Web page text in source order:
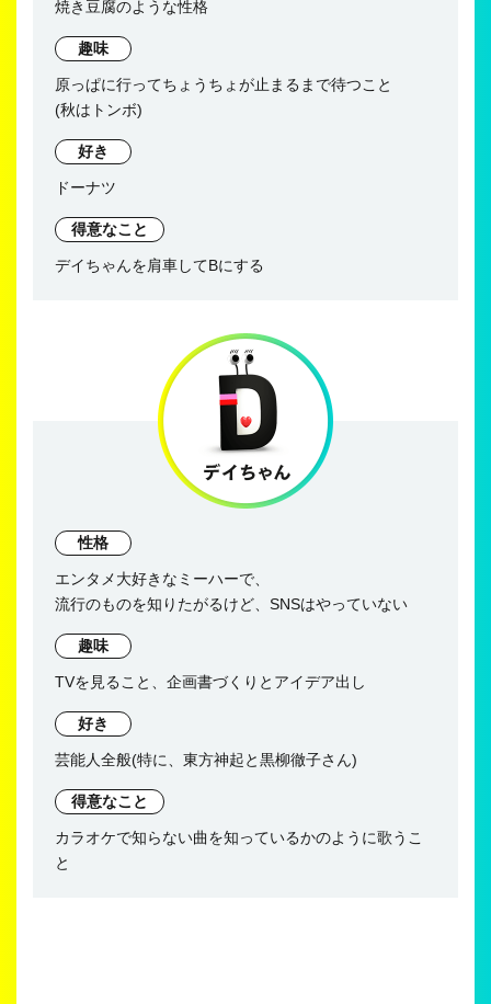
焼き豆腐のような性格
趣味
原っぱに行ってちょうちょが止まるまで待つこと
(秋はトンボ)
好き
ドーナツ
得意なこと
デイちゃんを肩車してBにする
性格
エンタメ大好きなミーハーで、
流行のものを知りたがるけど、SNSはやっていない
趣味
TVを見ること、企画書づくりとアイデア出し
好き
芸能人全般(特に、東方神起と黒柳徹子さん)
得意なこと
カラオケで知らない曲を知っているかのように歌うこ
と